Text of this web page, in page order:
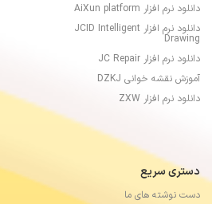
دانلود نرم افزار AiXun platform
دانلود نرم افزار JCID Intelligent
Drawing
دانلود نرم افزار JC Repair
آموزش نقشه خوانی DZKJ
دانلود نرم افزار ZXW
دستری سریع
دست نوشته های ما